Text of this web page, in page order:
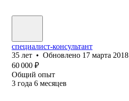
специалист-консультант
35 лет • Обновлено 17 марта 2018
60 000 ₽
Общий опыт
3 года 6 месяцев